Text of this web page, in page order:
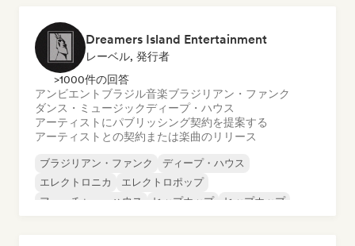
Dreamers Island Entertainment
レーベル, 発行者
>1000件の回答
アンビエント ブラジル音楽ブラジリアン・ファンク
ダンス・ミュージックディープ・ハウス
アーティストにパブリッシング契約を提案する
アーティストとの契約または楽曲のリリース
ブラジリアン・ファンク
ディープ・ハウス
エレクトロニカ
エレクトロポップ
フューチャー・ハウス
ヒップホップ
ヒップホップ